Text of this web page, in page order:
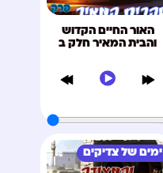
האור החיים הקדוש
והבית המאיר חלק ב
ימים של צדיקים